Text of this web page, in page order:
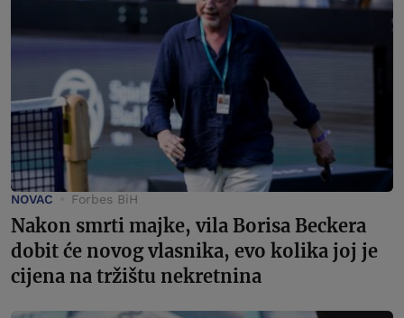
NOVAC Forbes BiH
Nakon smrti majke, vila Borisa Beckera
dobit će novog vlasnika, evo kolika joj je
cijena na tržištu nekretnina